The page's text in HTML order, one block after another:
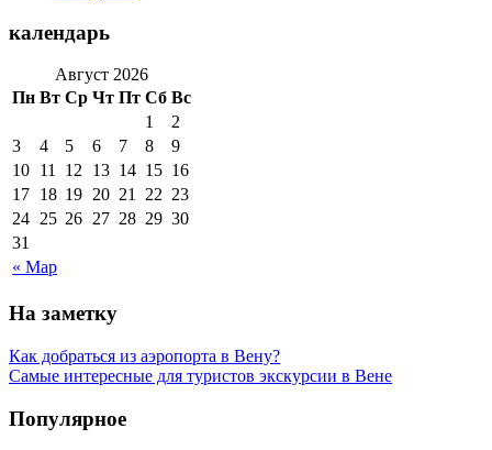
календарь
Август 2026
Пн Вт Ср Чт Пт Сб Вс
« Мар
1
2
3
4 5 6 7 8
9
10 11 12 13 14 15 16
17 18 19 20 21 22 23
24 25 26 27 28 29 30
31
На заметку
Как добраться из аэропорта в Вену?
Самые интересные для туристов экскурсии в Вене
Популярное